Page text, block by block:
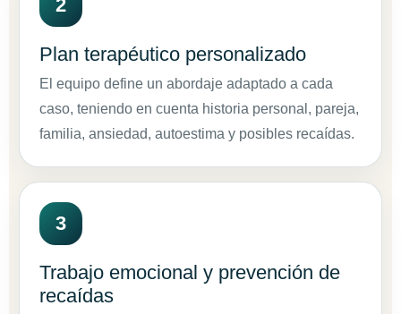
Plan terapéutico personalizado
El equipo define un abordaje adaptado a cada
caso, teniendo en cuenta historia personal, pareja,
familia, ansiedad, autoestima y posibles recaídas.
Trabajo emocional y prevención de
recaídas